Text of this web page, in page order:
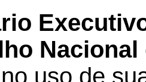
uso de